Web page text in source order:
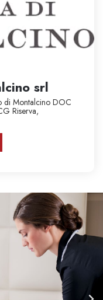
srl
di Montalcino DOC
Riserva,